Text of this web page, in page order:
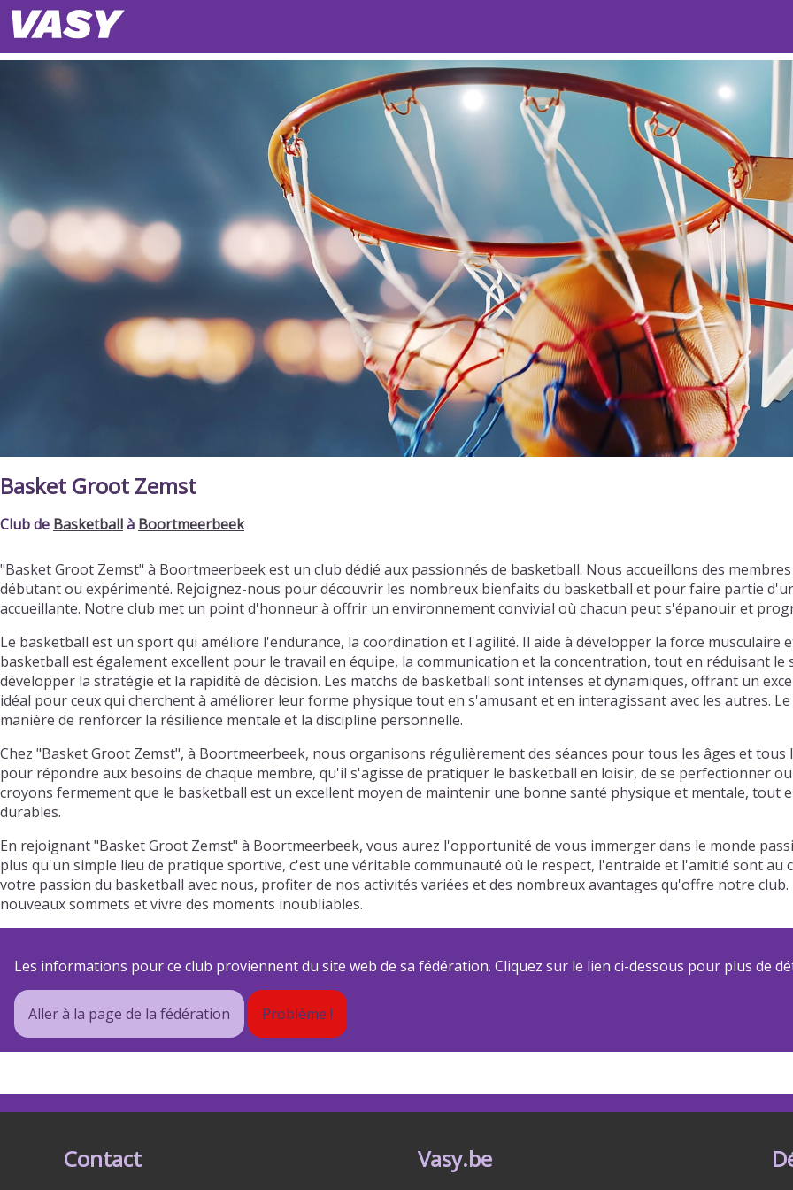
Basket Groot Zemst
Club de Basketballà Boortmeerbeek
"Basket Groot Zemst" à Boortmeerbeek est un club dédié aux passionnés de basketball. Nous accueillons des
débutant ou expérimenté. Rejoignez-nous pour découvrir les nombreux bienfaits du basketball et pour faire partie
accueillante. Notre club met un point d'honneur à offrir un environnement convivial où chacun peut s'épanouir et
Le basketball est un sport qui améliore l'endurance, la coordination et l'agilité. Il aide à développer la force musculaire
basketball est également excellent pour le travail en équipe, la communication et la concentration, tout en réduisant le
développer la stratégie et la rapidité de décision. Les matchs de basketball sont intenses et dynamiques, offrant un
idéal pour ceux qui cherchent à améliorer leur forme physique tout en s'amusant et en interagissant avec les autres.
manière de renforcer la résilience mentale et la discipline personnelle.
Chez "Basket Groot Zemst", à Boortmeerbeek, nous organisons régulièrement des séances pour tous les âges et tous
pour répondre aux besoins de chaque membre, qu'il s'agisse de pratiquer le basketball en loisir, de se perfectionner
croyons fermement que le basketball est un excellent moyen de maintenir une bonne santé physique et mentale, tout
durables.
En rejoignant "Basket Groot Zemst" à Boortmeerbeek, vous aurez l'opportunité de vous immerger dans le monde
plus qu'un simple lieu de pratique sportive, c'est une véritable communauté où le respect, l'entraide et l'amitié sont au
votre passion du basketball avec nous, profiter de nos activités variées et des nombreux avantages qu'offre notre
nouveaux sommets et vivre des moments inoubliables.
Les informations pour ce club proviennent du site web de sa fédération. Cliquez sur le lien ci-dessous pour plus de
Aller à la page de la fédération Problème !
Contact Vasy.be